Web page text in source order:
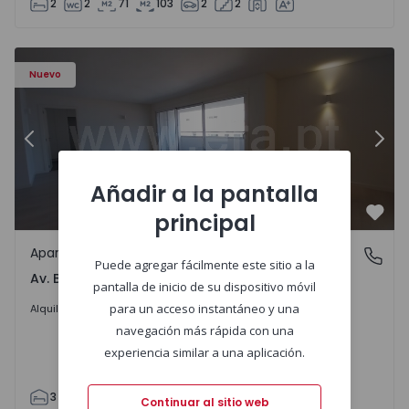
2 2 71 103 2 2
Nuevo
Apartamento T3 Porto, Av. Boavista - 1575472 - 5
Anterior
Av. Boavista, Porto
Apartamento
Av. Boavista, Porto
Alquilar 2.300 €/mes
3 142 2 4
Añadir a la pantalla
principal
Puede agregar fácilmente este sitio a la
pantalla de inicio de su dispositivo móvil
para un acceso instantáneo y una
navegación más rápida con una
experiencia similar a una aplicación.
Continuar al sitio web